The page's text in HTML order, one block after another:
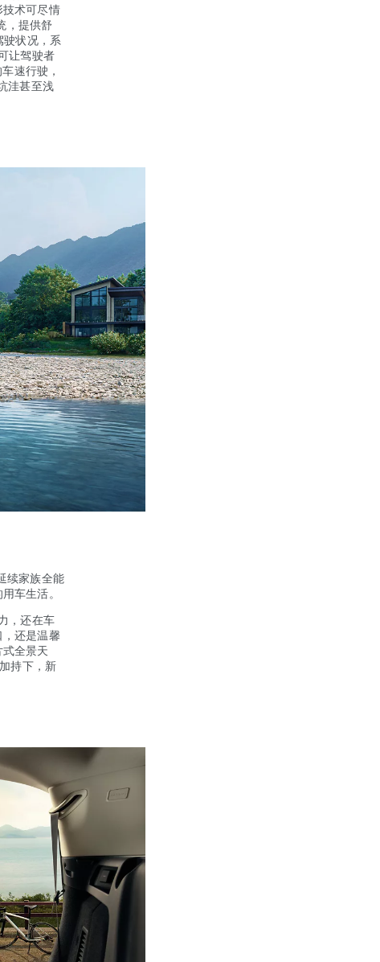
术可尽情
，提供舒
状况，系
让驾驶者
速行驶，
洼甚至浅
续家族全能
车生活。
，还在车
还是温馨
全景天
持下，新